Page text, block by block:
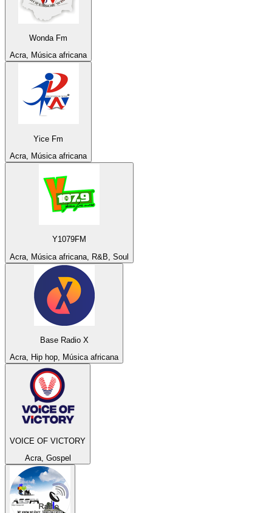
Wonda Fm
Acra, Música africana
Yice Fm
Acra, Música africana
Y1079FM
Acra, Música africana, R&B, Soul
Base Radio X
Acra, Hip hop, Música africana
VOICE OF VICTORY
Acra, Gospel